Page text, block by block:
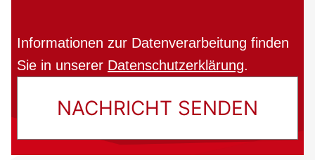
Informationen zur Datenverarbeitung finden
Sie in unserer Datenschutzerklärung.